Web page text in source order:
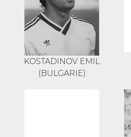
KOSTADINOV EMIL
(BULGARIE)